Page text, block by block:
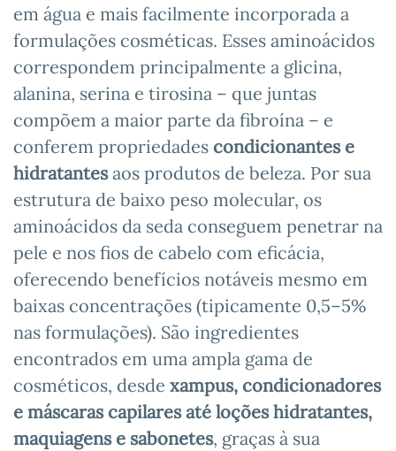
em água e mais facilmente incorporada a
formulações cosméticas. Esses aminoácidos
correspondem principalmente a glicina,
alanina, serina e tirosina – que juntas
compõem a maior parte da fibroína – e
conferem propriedades condicionantes e
hidratantesaos produtos de beleza. Por sua
estrutura de baixo peso molecular, os
aminoácidos da seda conseguem penetrar na
pele e nos fios de cabelo com eficácia,
oferecendo benefícios notáveis mesmo em
baixas concentrações (tipicamente 0,5–5%
nas formulações). São ingredientes
encontrados em uma ampla gama de
cosméticos, desde xampus, condicionadores
e máscaras capilares até loções hidratantes,
maquiagens e sabonetes, graças à sua